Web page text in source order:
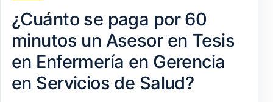
¿Cuánto se paga por 60
minutos un Asesor en Tesis
en Enfermería en Gerencia
en Servicios de Salud?